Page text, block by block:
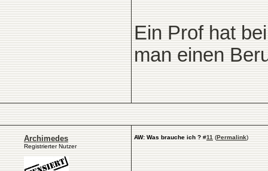
Ein Prof hat
man einen
Archimedes
Registrierter Nutzer
AW: Was brauche ich ? #11 (Permalink)